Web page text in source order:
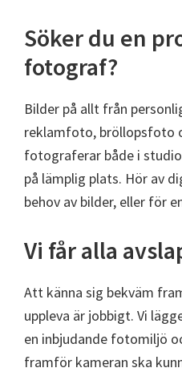
Söker du en
fotograf?
Bilder på allt från
reklamfoto, bröllopsfoto
fotograferar både i
på lämplig plats. Hör av
behov av bilder, eller för
Vi får alla
Att känna sig bekväm
uppleva är jobbigt. Vi
en inbjudande fotomiljö
framför kameran ska